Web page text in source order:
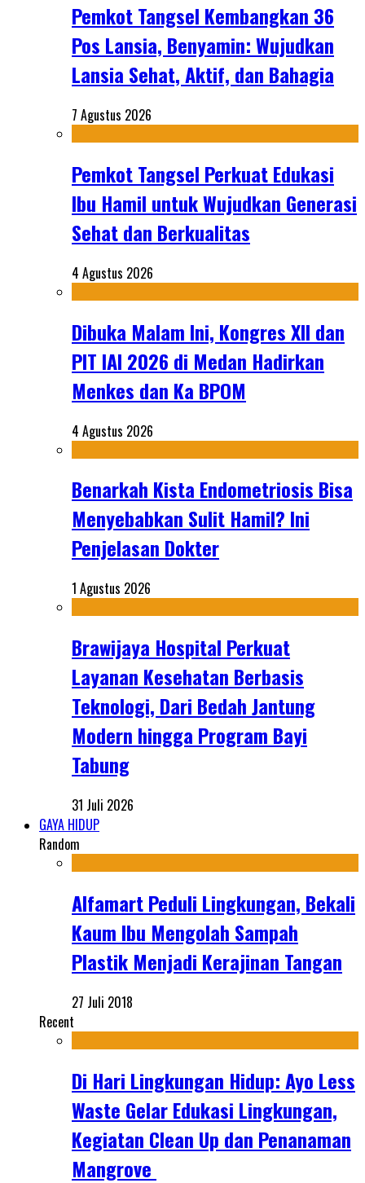
Pemkot Tangsel Kembangkan 36
Pos Lansia, Benyamin: Wujudkan
Lansia Sehat, Aktif, dan Bahagia
7 Agustus 2026
Pemkot Tangsel Perkuat Edukasi
Ibu Hamil untuk Wujudkan Generasi
Sehat dan Berkualitas
4 Agustus 2026
Dibuka Malam Ini, Kongres XII dan
PIT IAI 2026 di Medan Hadirkan
Menkes dan Ka BPOM
4 Agustus 2026
Benarkah Kista Endometriosis Bisa
Menyebabkan Sulit Hamil? Ini
Penjelasan Dokter
1 Agustus 2026
Brawijaya Hospital Perkuat
Layanan Kesehatan Berbasis
Teknologi, Dari Bedah Jantung
Modern hingga Program Bayi
Tabung
31 Juli 2026
GAYA HIDUP
Random
Alfamart Peduli Lingkungan, Bekali
Kaum Ibu Mengolah Sampah
Plastik Menjadi Kerajinan Tangan
27 Juli 2018
Recent
Di Hari Lingkungan Hidup: Ayo Less
Waste Gelar Edukasi Lingkungan,
Kegiatan Clean Up dan Penanaman
Mangrove